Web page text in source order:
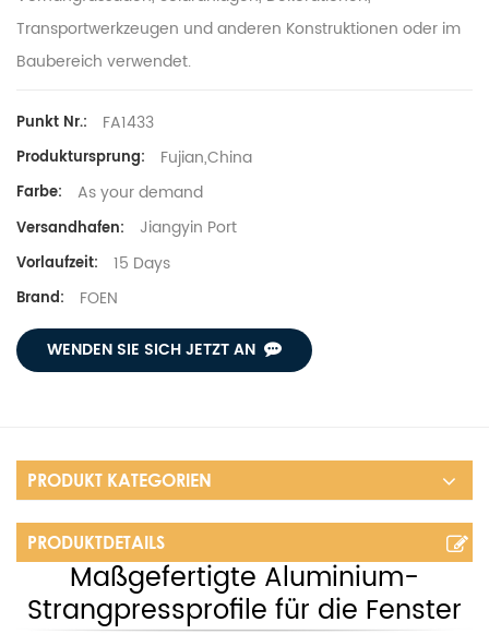
Transportwerkzeugen und anderen Konstruktionen oder im
Baubereich verwendet.
Punkt Nr.: FA1433
Produktursprung: Fujian,China
Farbe: As your demand
Versandhafen: Jiangyin Port
Vorlaufzeit: 15 Days
Brand: FOEN
WENDEN SIE SICH JETZT AN
PRODUKT KATEGORIEN
PRODUKTDETAILS
Maßgefertigte Aluminium-
Strangpressprofile für die Fenster